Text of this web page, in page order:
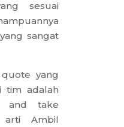
sesuai
sangat
yang
tim adalah
and take
arti Ambil